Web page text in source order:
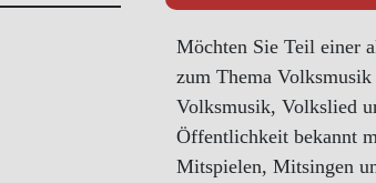
Möchten Sie Teil einer
zum Thema
Volksmusik, Volkslied
Öffentlichkeit bekannt
Mitspielen, Mitsingen